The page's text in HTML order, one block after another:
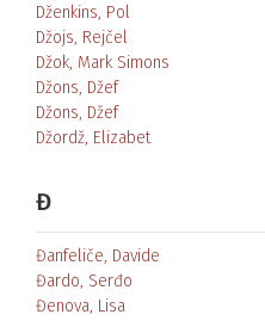
Dženkins, Pol
Džojs, Rejčel
Džok, Mark Simons
Džons, Džef
Džons, Džef
Džordž, Elizabet
Đ
Đanfeliče, Davide
Đardo, Serđo
Đenova, Lisa